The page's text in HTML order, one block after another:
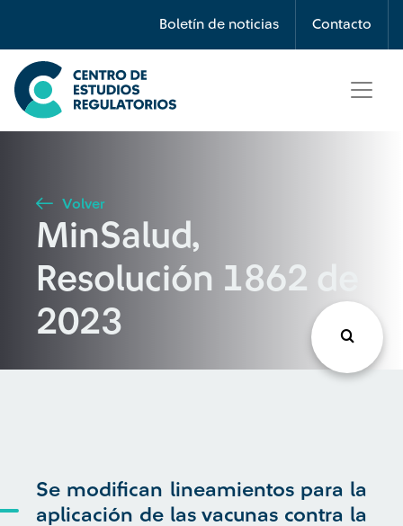
Boletín de noticias Contacto
Búsqueda
Seleccione país
Buscar
Volver
MinSalud,
Resolución 1862 de
2023
Se modifican lineamientos para la
aplicación de las vacunas contra la